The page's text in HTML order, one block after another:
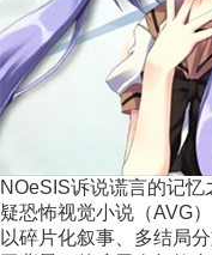
NOeSIS诉说谎言的记
疑恐怖视觉小说（AVG
以碎片化叙事、多结局